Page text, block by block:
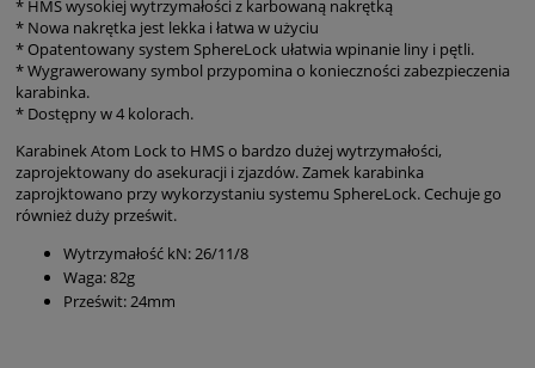
* HMS wysokiej wytrzymałości z karbowaną nakrętką
* Nowa nakrętka jest lekka i łatwa w użyciu
* Opatentowany system SphereLock ułatwia wpinanie liny i pętli.
* Wygrawerowany symbol przypomina o konieczności zabezpieczenia
karabinka.
* Dostępny w 4 kolorach.
Karabinek Atom Lock to HMS o bardzo dużej wytrzymałości,
zaprojektowany do asekuracji i zjazdów. Zamek karabinka
zaprojktowano przy wykorzystaniu systemu SphereLock. Cechuje go
również duży prześwit.
Wytrzymałość kN: 26/11/8
Waga: 82g
Prześwit: 24mm